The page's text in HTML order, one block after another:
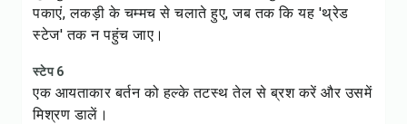
पकाएं, लकड़ी के चम्मच से चलाते हुए, जब तक कि यह 'थ्रेड
स्टेज' तक न पहुंच जाए।
स्टेप 6
एक आयताकार बर्तन को हल्के तटस्थ तेल से ब्रश करें और उसमें
मिश्रण डालें।